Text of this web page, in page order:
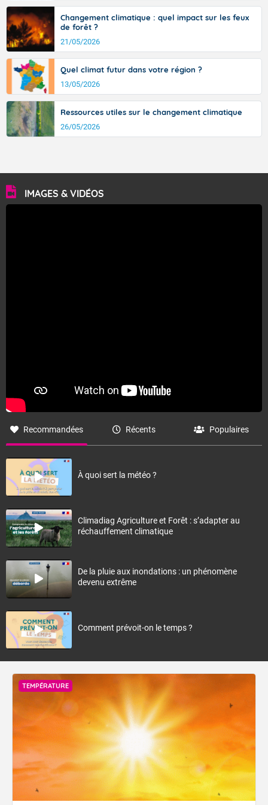
Changement climatique : quel impact sur les feux
de forêt ?
21/05/2026
Quel climat futur dans votre région ?
13/05/2026
Ressources utiles sur le changement climatique
26/05/2026
IMAGES & VIDÉOS
Recommandées Récents Populaires
À quoi sert la météo ?
Climadiag Agriculture et Forêt : s’adapter au
réchauffement climatique
De la pluie aux inondations : un phénomène
devenu extrême
Comment prévoit-on le temps ?
TEMPÉRATURE